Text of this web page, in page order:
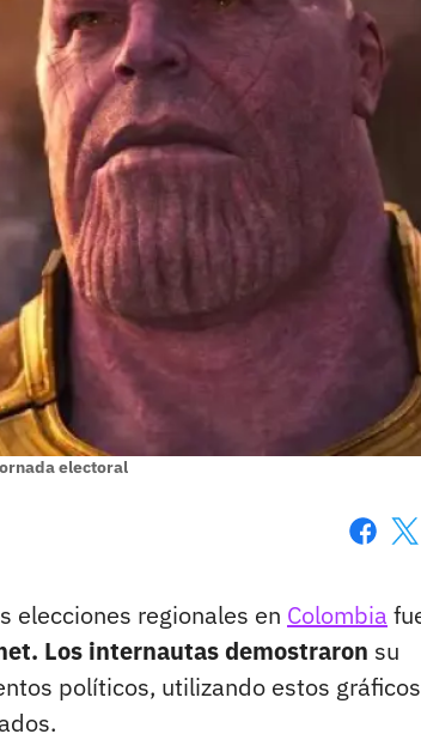
electoral
elecciones regionales en Colombia
Los internautas demostraron su
políticos, utilizando estos gráficos